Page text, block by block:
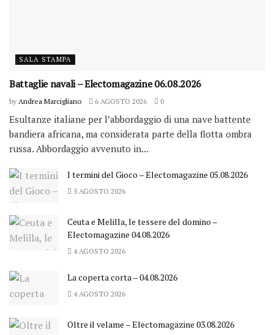
SALA STAMPA
Battaglie navali – Electomagazine 06.08.2026
by Andrea Marcigliano 6 AGOSTO 2026 0
Esultanze italiane per l’abbordaggio di una nave battente
bandiera africana, ma considerata parte della flotta ombra
russa. Abbordaggio avvenuto in...
I termini del Gioco – Electomagazine 05.08.2026
5 AGOSTO 2026
Ceuta e Melilla, le tessere del domino –
Electomagazine 04.08.2026
4 AGOSTO 2026
La coperta corta – 04.08.2026
4 AGOSTO 2026
Oltre il velame – Electomagazine 03.08.2026